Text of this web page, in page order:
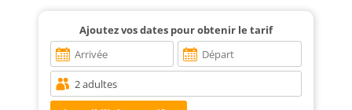
Ajoutez vos dates pour obtenir le tarif